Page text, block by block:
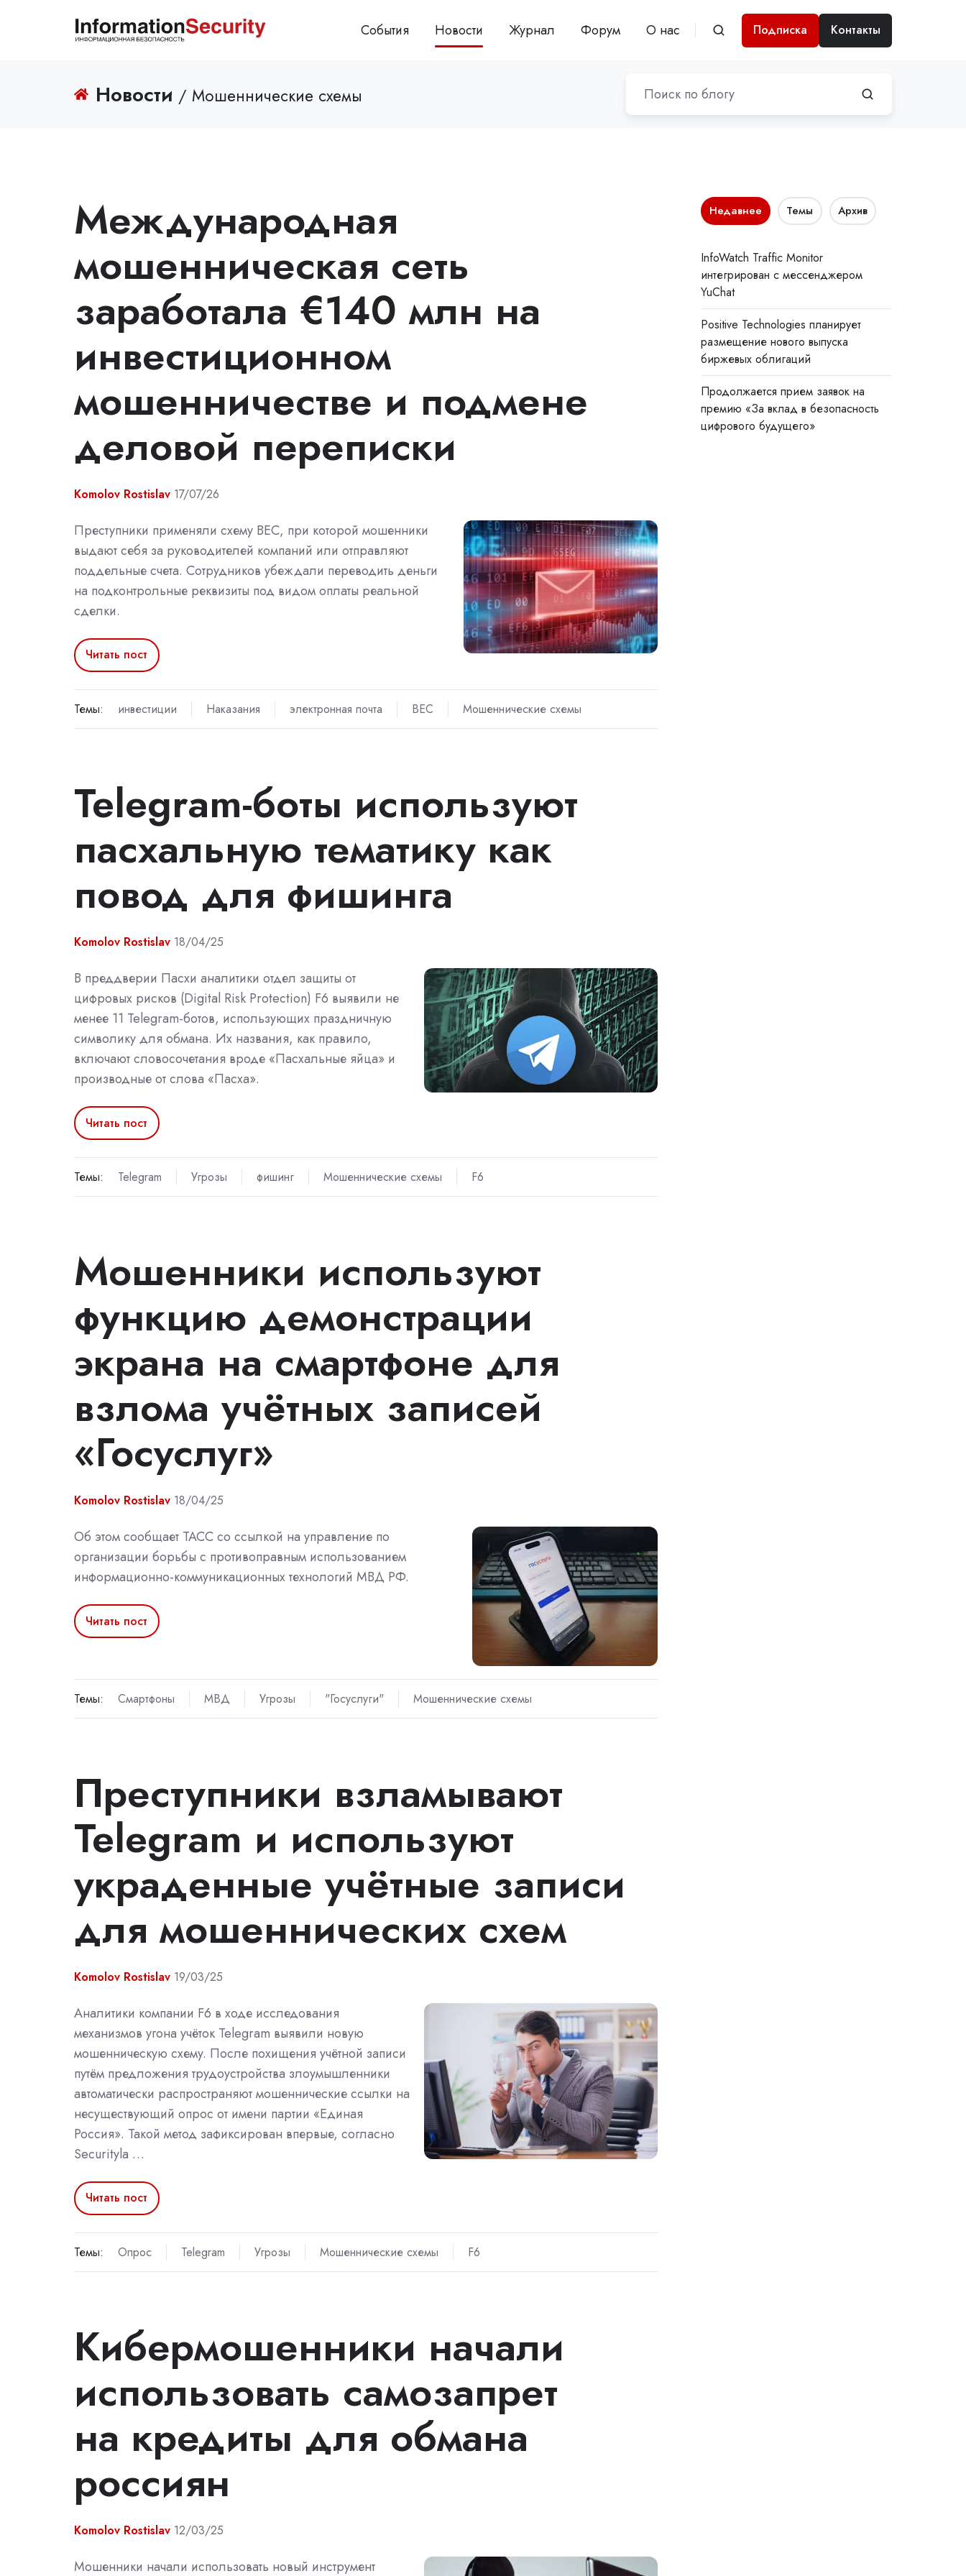
События Новости Журнал Форум О нас Подписка Контакты
Новости / Мошеннические схемы
Международная
мошенническая сеть
заработала €140 млн на
инвестиционном
мошенничестве и подмене
деловой переписки
Komolov Rostislav 17/07/26
Преступники применяли схему BEC, при которой мошенники
выдают себя за руководителей компаний или отправляют
поддельные счета. Сотрудников убеждали переводить деньги
на подконтрольные реквизиты под видом оплаты реальной
сделки.
Читать пост
Темы: инвестиции Наказания электронная почта BEC Мошеннические схемы
Telegram-боты используют
пасхальную тематику как
повод для фишинга
Komolov Rostislav 18/04/25
В преддверии Пасхи аналитики отдел защиты от
цифровых рисков (Digital Risk Protection) F6 выявили не
менее 11 Telegram-ботов, использующих праздничную
символику для обмана. Их названия, как правило,
включают словосочетания вроде «Пасхальные яйца» и
производные от слова «Пасха».
Читать пост
Темы: Telegram Угрозы фишинг Мошеннические схемы F6
Мошенники используют
функцию демонстрации
экрана на смартфоне для
взлома учётных записей
«Госуслуг»
Komolov Rostislav 18/04/25
Об этом сообщает ТАСС со ссылкой на управление по
организации борьбы с противоправным использованием
информационно-коммуникационных технологий МВД РФ.
Читать пост
Темы: Смартфоны МВД Угрозы "Госуслуги" Мошеннические схемы
Преступники взламывают
Telegram и используют
украденные учётные записи
для мошеннических схем
Komolov Rostislav 19/03/25
Аналитики компании F6 в ходе исследования
механизмов угона учёток Telegram выявили новую
мошенническую схему. После похищения учётной записи
путём предложения трудоустройства злоумышленники
автоматически распространяют мошеннические ссылки на
несуществующий опрос от имени партии «Единая
Россия». Такой метод зафиксирован впервые, согласно
Securityla …
Читать пост
Темы: Опрос Telegram Угрозы Мошеннические схемы F6
Кибермошенники начали
использовать самозапрет
на кредиты для обмана
россиян
Komolov Rostislav 12/03/25
Мошенники начали использовать новый инструмент
Недавнее Темы Архив
InfoWatch Traffic Monitor
интегрирован с мессенджером
YuChat
Positive Technologies планирует
размещение нового выпуска
биржевых облигаций
Продолжается прием заявок на
премию «За вклад в безопасность
цифрового будущего»